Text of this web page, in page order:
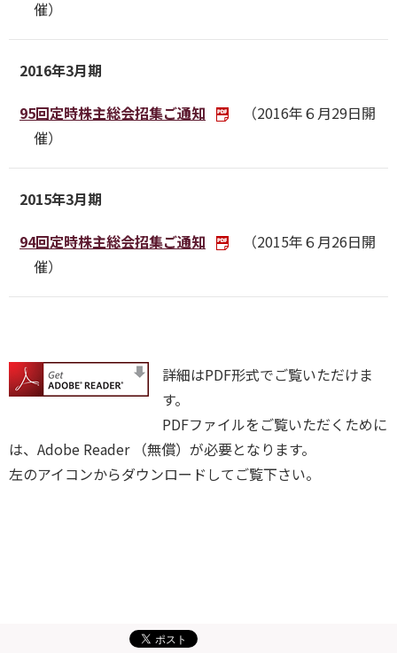
催）
2016年3月期
95回定時株主総会招集ご通知
（2016年６月29日開
催）
2015年3月期
94回定時株主総会招集ご通知
（2015年６月26日開
催）
詳細はPDF形式でご覧いただけま
す。
PDFファイルをご覧いただくために
は、Adobe Reader （無償）が必要となります。
左のアイコンからダウンロードしてご覧下さい。